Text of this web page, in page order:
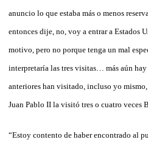
anuncio lo que estaba más o menos
entonces dije, no, voy a entrar a Estados
motivo, pero no porque tenga un mal
interpretaría las tres visitas… más aún hay
anteriores han visitado, incluso yo
Juan Pablo II la visitó tres o cuatro veces
“Estoy contento de haber encontrado al